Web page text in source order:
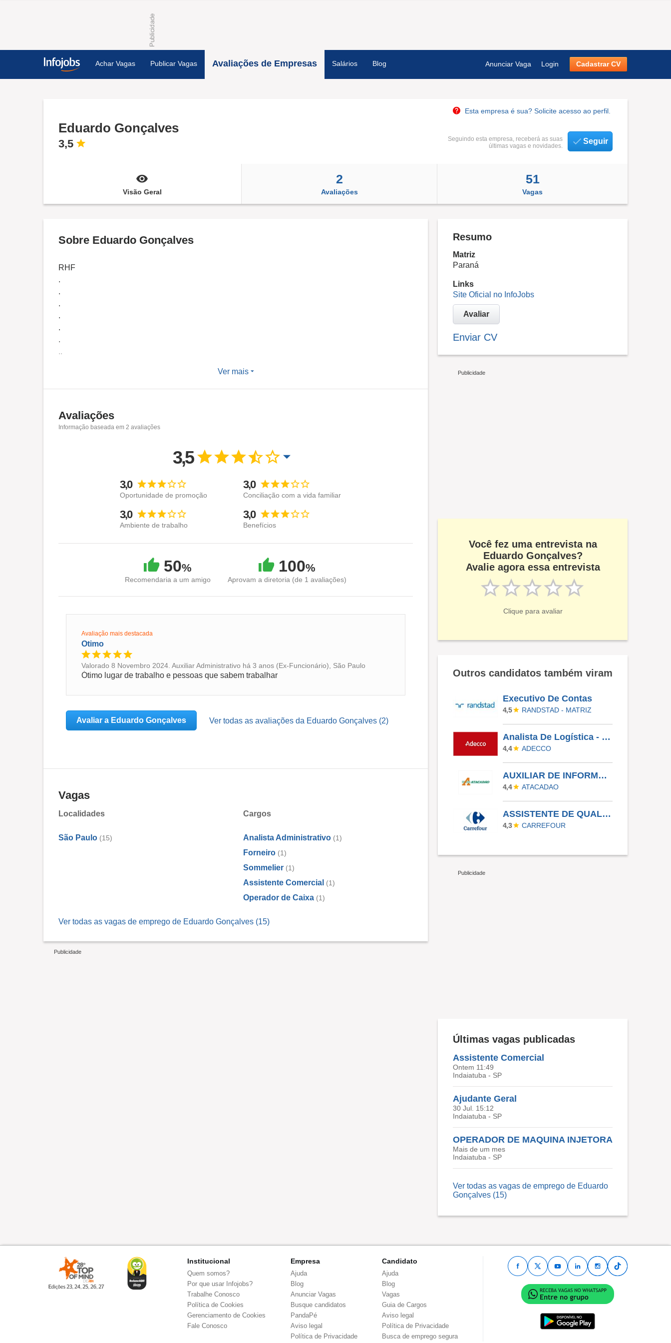
Achar Vagas Publicar Vagas Avaliações de Empresas Salários Blog Anunciar Vaga Login Cadastrar CV
Esta empresa é sua? Solicite acesso ao perfil.
Eduardo Gonçalves
3,5
Seguindo esta empresa, receberá as suas
últimas vagas e novidades.
Seguir
Visão Geral
2
Avaliações
51
Vagas
Sobre Eduardo Gonçalves
RHF
.
.
.
.
.
.
..
.
.
.
.
.
.
Ver mais
Avaliações
Informação baseada em 2 avaliações
3,5
3,0
Oportunidade de promoção
3,0
Conciliação com a vida familiar
3,0
Ambiente de trabalho
3,0
Benefícios
50%
Recomendaria a um amigo
100%
Aprovam a diretoria (de 1 avaliações)
Avaliação mais destacada
Otimo
Valorado 8 Novembro 2024. Auxiliar Administrativo há 3 anos (Ex-Funcionário), São Paulo
Ótimo lugar de trabalho e pessoas que sabem trabalhar
Avaliar a Eduardo Gonçalves Ver todas as avaliações da Eduardo Gonçalves (2)
Vagas
Localidades
São Paulo (15)
Cargos
Analista Administrativo (1)
Forneiro (1)
Sommelier (1)
Assistente Comercial (1)
Operador de Caixa (1)
Ver todas as vagas de emprego de Eduardo Gonçalves (15)
Resumo
Matriz
Paraná
Links
Site Oficial no InfoJobs
Avaliar
Enviar CV
Você fez uma entrevista na
Eduardo Gonçalves?
Avalie agora essa entrevista
Clique para avaliar
Outros candidatos também viram
Executivo De Contas
4,5 RANDSTAD - MATRIZ
Analista De Logística - São José Do Rio Preto/SP
4,4 ADECCO
AUXILIAR DE INFORMATICA- ATIBAIA
4,4 ATACADAO
ASSISTENTE DE QUALIDADE - SEGURANÇA ALIMENTAR - CD ITAPEVI - MADRUGADA (22H ÀS 06H20)
4,3 CARREFOUR
Últimas vagas publicadas
Assistente Comercial
Ontem 11:49
Indaiatuba - SP
Ajudante Geral
30 Jul. 15:12
Indaiatuba - SP
OPERADOR DE MAQUINA INJETORA
Mais de um mes
Indaiatuba - SP
Ver todas as vagas de emprego de Eduardo
Gonçalves (15)
Institucional
Quem somos?
Por que usar Infojobs?
Trabalhe Conosco
Política de Cookies
Gerenciamento de Cookies
Fale Conosco
Empresa
Ajuda
Blog
Anunciar Vagas
Busque candidatos
PandaPé
Aviso legal
Política de Privacidade
Candidato
Ajuda
Blog
Vagas
Guia de Cargos
Aviso legal
Política de Privacidade
Busca de emprego segura